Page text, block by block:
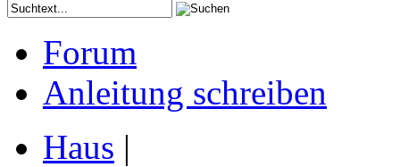
Forum
Anleitung schreiben
Haus |